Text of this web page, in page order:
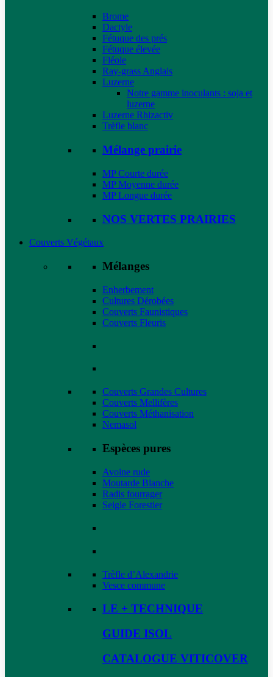
Brome
Dactyle
Fétuque des prés
Fétuque élevée
Fléole
Ray-grass Anglais
Luzerne
Notre gamme inoculants : soja et
luzerne
Luzerne Rhizactiv
Trèfle blanc
Mélange prairie
MP Courte durée
MP Moyenne durée
MP Longue durée
NOS VERTES PRAIRIES
Couverts Végétaux
Mélanges
Enherbement
Cultures Dérobées
Couverts Faunistiques
Couverts Fleuris
Couverts Grandes Cultures
Couverts Mellifères
Couverts Méthanisation
Nemasol
Espèces pures
Avoine rude
Moutarde Blanche
Radis fourrager
Seigle Forestier
Trèfle d’Alexandrie
Vesce commune
LE + TECHNIQUE
GUIDE ISOL
CATALOGUE VITICOVER